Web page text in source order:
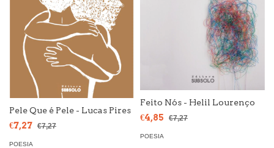
Pele Que é Pele - Lucas Pires
€7,27 €7,27
POESIA
Feito Nós - Helil Lourenço
€4,85
€7,27
POESIA